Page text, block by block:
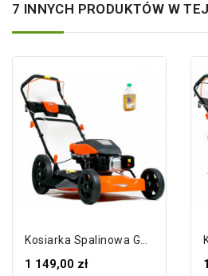
7 INNYCH PRODUKTÓW W
Kosiarka Spalinowa GERMAN 5,5KM 50cm...
1 149,00 zł